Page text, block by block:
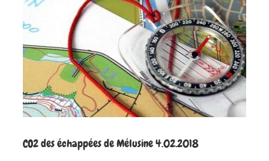
CO2 des échappées de Mélusine 4.02.2018